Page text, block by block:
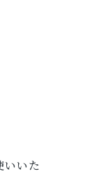
いいた